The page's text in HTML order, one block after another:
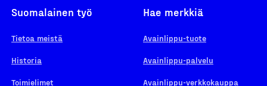
Suomalainen työ
Tietoa meistä
Historia
Toimielimet
Hae merkkiä
Avainlippu-tuote
Avainlippu-palvelu
Avainlippu-verkkokauppa